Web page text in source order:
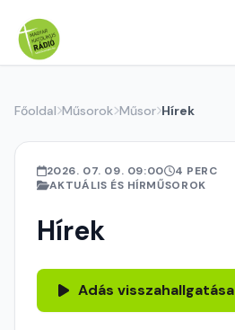
Főoldal Műsorok Műsor Hírek
2026. 07. 09. 09:00
4 PERC
AKTUÁLIS ÉS HÍRMŰSOROK
Hírek
Adás visszahallgatása